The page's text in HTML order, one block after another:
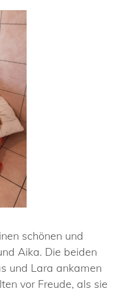
schönen und
Aika. Die beiden
und Lara ankamen
vor Freude, als sie